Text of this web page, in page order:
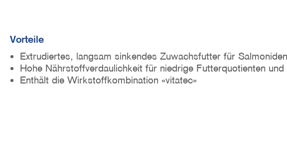
Vorteile
Extrudiertes, langsam sinkendes Zuwachsfutter für Salmoniden
Hohe Nährstoffverdaulichkeit für niedrige Futterquotienten
Enthält die Wirkstoffkombination «vitatec»